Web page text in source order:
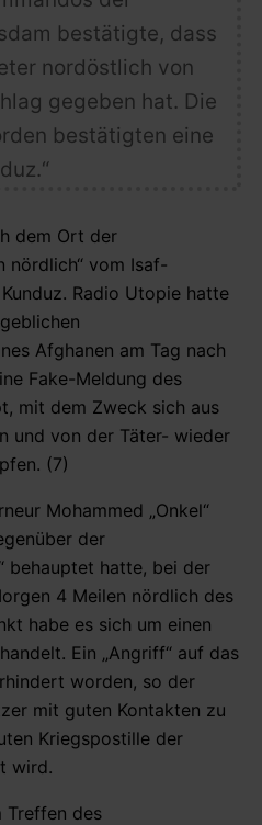
bestätigte, dass
nordöstlich von
gegeben hat. Die
bestätigten eine
dem Ort der
nördlich“ vom Isaf-
Radio Utopie hatte
Afghanen am Tag nach
Fake-Meldung des
mit dem Zweck sich aus
und von der Täter- wieder
(7)
Mohammed „Onkel“
der
behauptet hatte, bei der
4 Meilen nördlich des
habe es sich um einen
Ein „Angriff“ auf das
worden, so der
mit guten Kontakten zu
Kriegspostille der
wird.
Treffen des